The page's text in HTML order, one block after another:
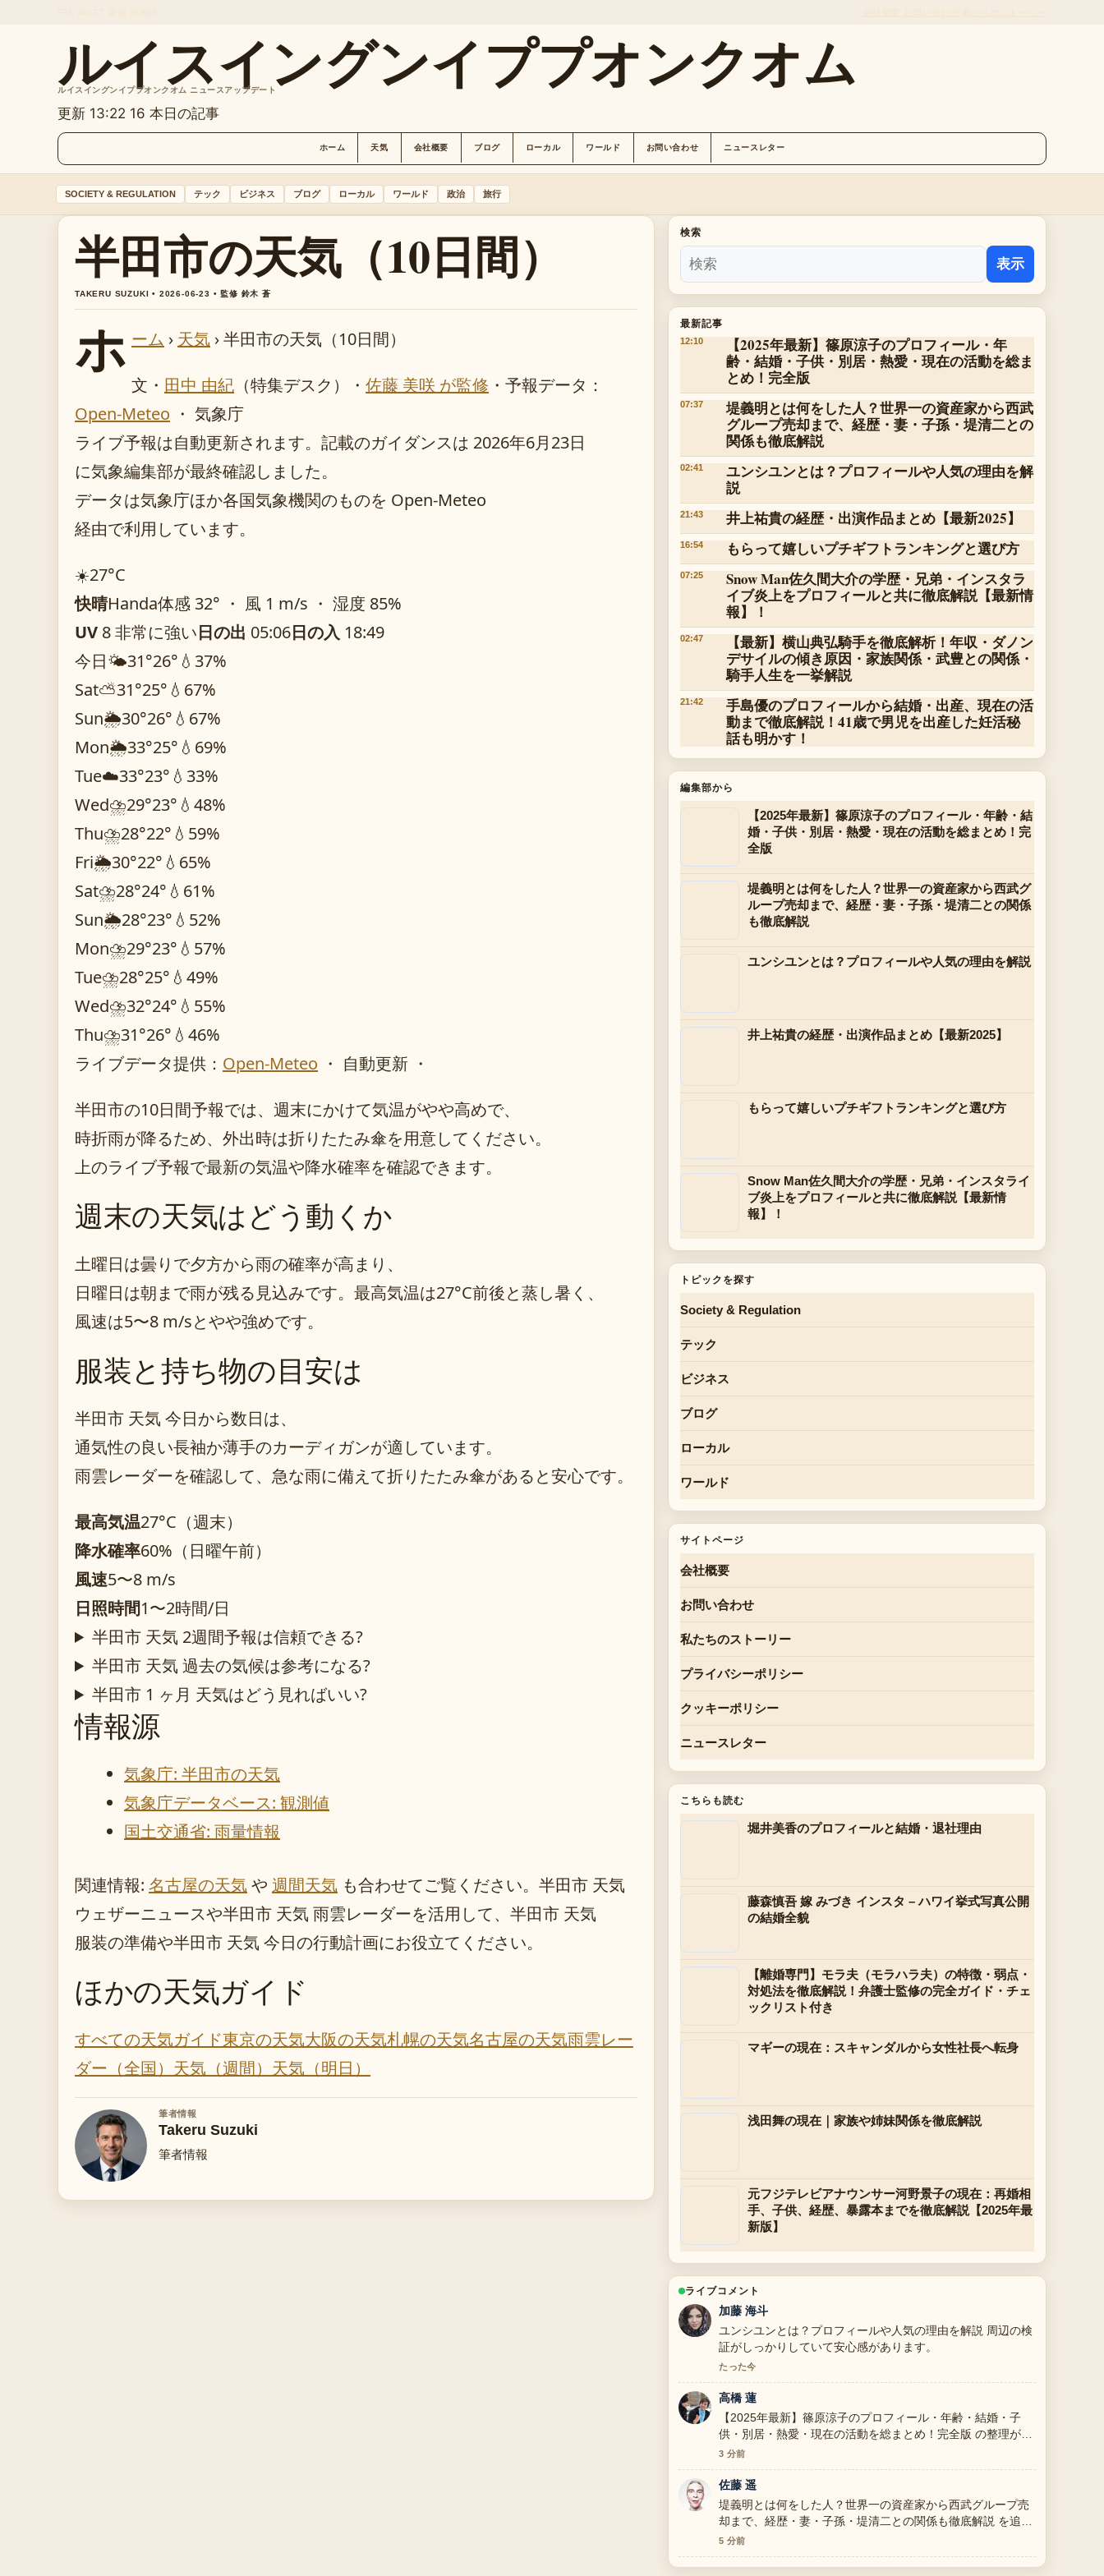
ルイスイングンイププオンクオム
ルイスイングンイププオンクオム ニュースアップデート
更新 13:22 16 本日の記事
ホーム 天気 会社概要 ブログ ローカル ワールド お問い合わせ ニュースレター
SOCIETY & REGULATION テック ビジネス ブログ ローカル ワールド 政治 旅行
半田市の天気（10日間）
TAKERU SUZUKI • 2026-06-23 • 監修 鈴木 蒼
ホ ーム › 天気 ›半田市の天気（10日間）
文・ 田中 由紀 （特集デスク） ・ 佐藤 美咲 が監修 ・ 予報データ：
Open-Meteo ・ 気象庁
ライブ予報は自動更新されます。記載のガイダンスは 2026年6月23日
に気象編集部が最終確認しました。
データは気象庁ほか各国気象機関のものを Open-Meteo
経由で利用しています。
☀️27°C
快晴Handa体感 32° ・ 風 1 m/s ・ 湿度 85%
UV 8 非常に強い日の出 05:06日の入 18:49
今日🌤️31°26° 💧37%
Sat⛅31°25° 💧67%
Sun🌦️30°26° 💧67%
Mon🌦️33°25° 💧69%
Tue☁️33°23° 💧33%
Wed⛈️29°23° 💧48%
Thu⛈️28°22° 💧59%
Fri🌦️30°22° 💧65%
Sat⛈️28°24° 💧61%
Sun🌦️28°23° 💧52%
Mon⛈️29°23° 💧57%
Tue⛈️28°25° 💧49%
Wed⛈️32°24° 💧55%
Thu⛈️31°26° 💧46%
ライブデータ提供： Open-Meteo ・ 自動更新 ・
半田市の10日間予報では、週末にかけて気温がやや高めで、
時折雨が降るため、外出時は折りたたみ傘を用意してください。
上のライブ予報で最新の気温や降水確率を確認できます。
週末の天気はどう動くか
土曜日は曇りで夕方から雨の確率が高まり、
日曜日は朝まで雨が残る見込みです。最高気温は27°C前後と蒸し暑く、
風速は5〜8 m/sとやや強めです。
服装と持ち物の目安は
半田市 天気 今日から数日は、
通気性の良い長袖か薄手のカーディガンが適しています。
雨雲レーダーを確認して、急な雨に備えて折りたたみ傘があると安心です。
最高気温27°C（週末）
降水確率60%（日曜午前）
風速5〜8 m/s
日照時間1〜2時間/日
半田市 天気 2週間予報は信頼できる?
半田市 天気 過去の気候は参考になる?
半田市 1 ヶ月 天気はどう見ればいい?
情報源
気象庁: 半田市の天気
気象庁データベース: 観測値
国土交通省: 雨量情報
関連情報: 名古屋の天気 や 週間天気 も合わせてご覧ください。半田市 天気
ウェザーニュースや半田市 天気 雨雲レーダーを活用して、半田市 天気
服装の準備や半田市 天気 今日の行動計画にお役立てください。
ほかの天気ガイド
すべての天気ガイド東京の天気大阪の天気札幌の天気名古屋の天気雨雲レー
ダー（全国） 天気（週間） 天気（明日）
筆者情報
Takeru Suzuki
筆者情報
検索
表示
最新記事
12:10
【2025年最新】篠原涼子のプロフィール・年
齢・結婚・子供・別居・熱愛・現在の活動を総ま
とめ！完全版
07:37
堤義明とは何をした人？世界一の資産家から西武
グループ売却まで、経歴・妻・子孫・堤清二との
関係も徹底解説
02:41
ユンシユンとは？プロフィールや人気の理由を解
説
21:43 井上祐貴の経歴・出演作品まとめ【最新2025】
16:54 もらって嬉しいプチギフトランキングと選び方
07:25
Snow Man佐久間大介の学歴・兄弟・インスタラ
イブ炎上をプロフィールと共に徹底解説【最新情
報】！
02:47
【最新】横山典弘騎手を徹底解析！年収・ダノン
デサイルの傾き原因・家族関係・武豊との関係・
騎手人生を一挙解説
21:42
手島優のプロフィールから結婚・出産、現在の活
動まで徹底解説！41歳で男児を出産した妊活秘
話も明かす！
編集部から
【2025年最新】篠原涼子のプロフィール・年齢・結
婚・子供・別居・熱愛・現在の活動を総まとめ！完
全版
堤義明とは何をした人？世界一の資産家から西武グ
ループ売却まで、経歴・妻・子孫・堤清二との関係
も徹底解説
ユンシユンとは？プロフィールや人気の理由を解説
井上祐貴の経歴・出演作品まとめ【最新2025】
もらって嬉しいプチギフトランキングと選び方
Snow Man佐久間大介の学歴・兄弟・インスタライ
ブ炎上をプロフィールと共に徹底解説【最新情
報】！
トピックを探す
Society & Regulation
テック
ビジネス
ブログ
ローカル
ワールド
サイトページ
会社概要
お問い合わせ
私たちのストーリー
プライバシーポリシー
クッキーポリシー
ニュースレター
こちらも読む
堀井美香のプロフィールと結婚・退社理由
藤森慎吾 嫁 みづき インスタ – ハワイ挙式写真公開
の結婚全貌
【離婚専門】モラ夫（モラハラ夫）の特徴・弱点・
対処法を徹底解説！弁護士監修の完全ガイド・チェ
ックリスト付き
マギーの現在：スキャンダルから女性社長へ転身
浅田舞の現在｜家族や姉妹関係を徹底解説
元フジテレビアナウンサー河野景子の現在：再婚相
手、子供、経歴、暴露本までを徹底解説【2025年最
新版】
ライブコメント
加藤 海斗
ユンシユンとは？プロフィールや人気の理由を解説 周辺の検
証がしっかりしていて安心感があります。
たった今
高橋 蓮
【2025年最新】篠原涼子のプロフィール・年齢・結婚・子
供・別居・熱愛・現在の活動を総まとめ！完全版 の整理がと
ても分かりやすいです。今日の中でも特に読みやすいです。
3 分前
佐藤 遥
堤義明とは何をした人？世界一の資産家から西武グループ売
却まで、経歴・妻・子孫・堤清二との関係も徹底解説 を追っ
ていますが、この解説は落ち着いていて信頼できます。
5 分前